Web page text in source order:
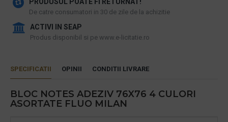
De catre consumatori in 30 de zile de la achizitie
ACTIVI IN SEAP
Produs disponibil si pe www.e-licitatie.ro
SPECIFICATII OPINII CONDITII LIVRARE
BLOC NOTES ADEZIV 76X76 4 CULORI
ASORTATE FLUO MILAN